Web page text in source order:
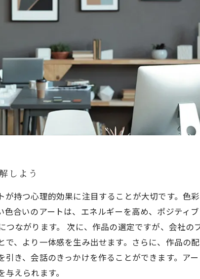
しよう
持つ心理的効果に注目することが大切です。色
合いのアートは、エネルギーを高め、ポジティ
ながります。 次に、作品の選定ですが、会社
、より一体感を生み出せます。さらに、作品の
き、会話のきっかけを作ることができます。ア
えられます。